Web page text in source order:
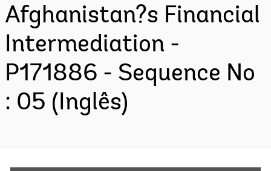
Afghanistan?s Financial
Intermediation -
P171886 - Sequence No
: 05 (Inglês)